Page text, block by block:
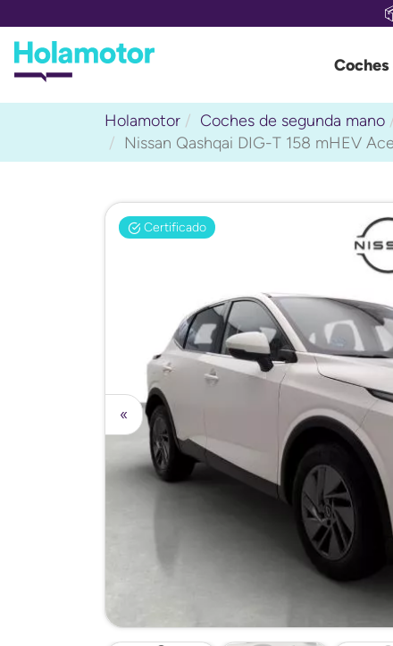
Holamotor Coches de segunda mano
Nissan Qashqai DIG-T 158 mHEV
Certificado
«